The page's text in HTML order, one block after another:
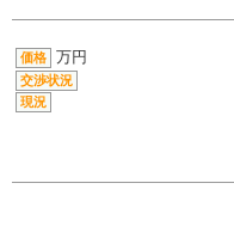
価格 万円
交渉状況
現況